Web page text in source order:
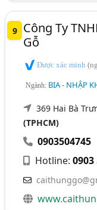
9
Công Ty
Gỗ
Được xác minh
Ngành: BIA - NHẬP
369 Hai Bà
(TPHCM)
0903504745
Hotline:0903